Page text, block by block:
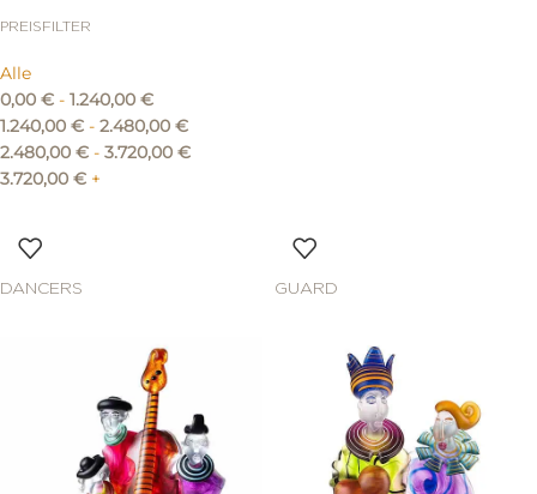
PREISFILTER
Alle
0,00 € - 1.240,00 €
1.240,00 € - 2.480,00 €
2.480,00 € - 3.720,00 €
3.720,00 € +
DANCERS GUARD